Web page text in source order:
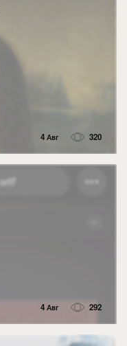
4 Авг 320
4 Авг 292